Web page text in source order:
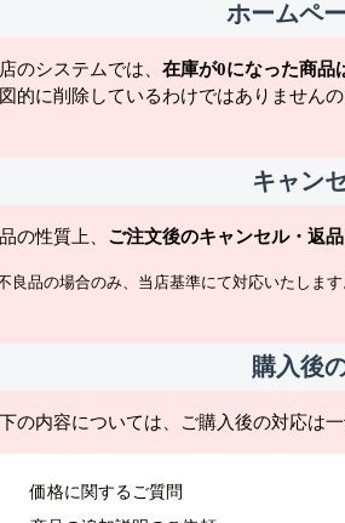
ホームペ
のシステムでは、 在庫が0になった商品
的に削除しているわけではありませんの
キャン
の性質上、 ご注文後のキャンセル・返
良品の場合のみ、当店基準にて対応いたします
購入後
の内容については、ご購入後の対応は
価格に関するご質問